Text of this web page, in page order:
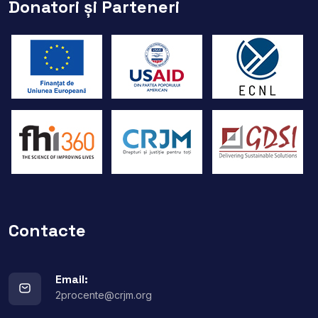
Donatori și Parteneri
Contacte
Email:
2procente@crjm.org